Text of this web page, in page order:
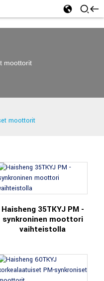
moottorit
moottorit
Haisheng 35TKYJ PM -
synkroninen moottori
vaihteistolla